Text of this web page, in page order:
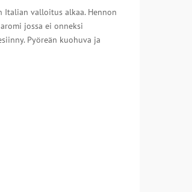
Italian valloitus alkaa. Hennon
jossa ei onneksi
Pyöreän kuohuva ja